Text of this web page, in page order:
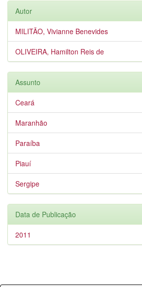
Autor
MILITÃO, Vivianne Benevides
OLIVEIRA, Hamilton Reis de
Assunto
Ceará
Maranhão
Paraíba
Piauí
Sergipe
Data de Publicação
2011